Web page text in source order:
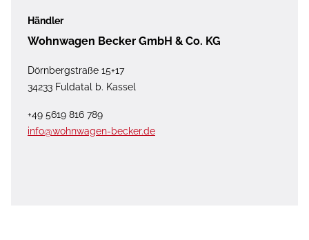
Händler
Wohnwagen Becker GmbH & Co. KG
Dörnbergstraße 15+17
34233 Fuldatal b. Kassel
+49 5619 816 789
info@wohnwagen-becker.de